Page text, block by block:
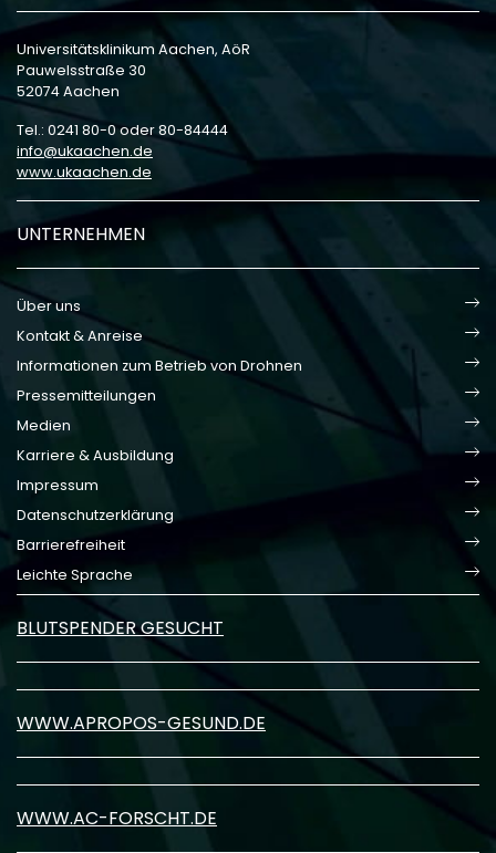
Universitätsklinikum Aachen, AöR
Pauwelsstraße 30
52074 Aachen
Tel.: 0241 80-0 oder 80-84444
info
ukaachen de
www.ukaachen.de
UNTERNEHMEN
Über uns
Kontakt & Anreise
Informationen zum Betrieb von Drohnen
Pressemitteilungen
Medien
Karriere & Ausbildung
Impressum
Datenschutzerklärung
Barrierefreiheit
Leichte Sprache
BLUTSPENDER GESUCHT
WWW.APROPOS-GESUND.DE
WWW.AC-FORSCHT.DE